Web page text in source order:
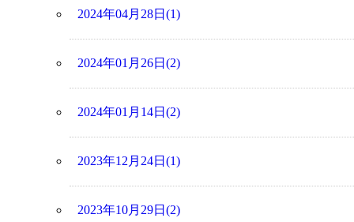
2024年04月28日(1)
2024年01月26日(2)
2024年01月14日(2)
2023年12月24日(1)
2023年10月29日(2)